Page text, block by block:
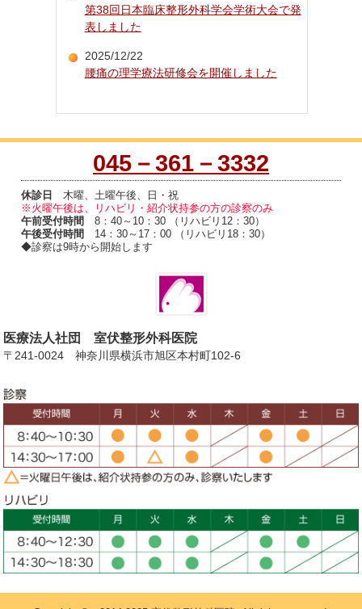
第38回日本臨床整形外科学会学術大会で発
表しました
2025/12/22
腰痛の理学療法研修会を開催しました
045－361－3332
休診日
木曜、土曜午後、日・祝
※火曜午後は、リハビリ・紹介状持参の方の診察のみ
午前受付時間
8：40～10：30 （リハビリ12：30）
午後受付時間
14：30～17：00 （リハビリ18：30）
◆診察は9時から開始します
医療法人社団 室伏整形外科医院
〒241-0024 神奈川県横浜市旭区本村町102-6